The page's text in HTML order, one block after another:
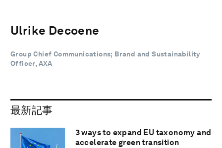
Ulrike Decoene
Group Chief Communications; Brand and Sustainability
Officer, AXA
最新記事
3 ways to expand EU taxonomy and
accelerate green transition